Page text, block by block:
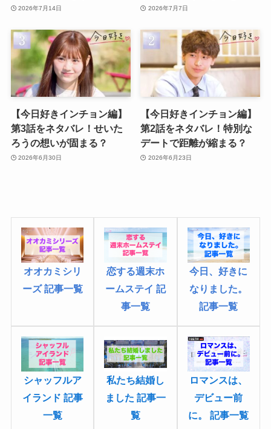
2026年7月14日 2026年7月7日
【今日好きインチョン編】
第3話をネタバレ！せいた
ろうの想いが固まる？
2026年6月30日
【今日好きインチョン編】
第2話をネタバレ！特別な
デートで距離が縮まる？
2026年6月23日
オオカミシリ
ーズ 記事一覧
恋する週末ホ
ームステイ 記
事一覧
今日、好きに
なりました。
記事一覧
シャッフルア
イランド 記事
一覧
私たち結婚し
ました 記事一
覧
ロマンスは、
デビュー前
に。 記事一覧